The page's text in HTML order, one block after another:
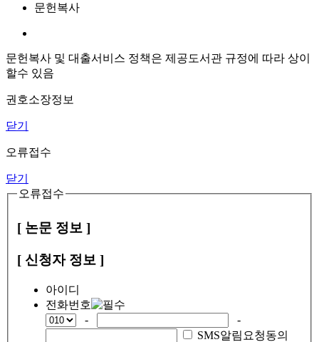
문헌복사
문헌복사 및 대출서비스 정책은 제공도서관 규정에 따라 상이
할수 있음
권호소장정보
닫기
오류접수
닫기
오류접수
[ 논문 정보 ]
[ 신청자 정보 ]
아이디
전화번호
-
-
SMS알림요청동의